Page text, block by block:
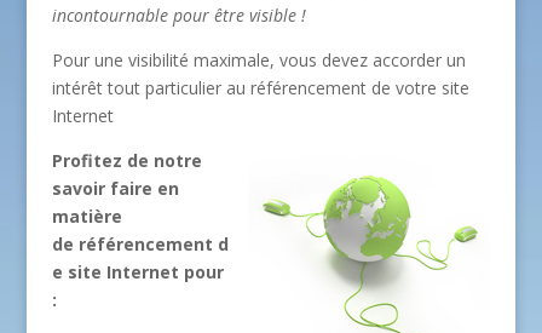
incontournable pour être visible !
Pour une visibilité maximale, vous devez accorder un
intérêt tout particulier au référencement de votre site
Internet
Profitez de notre
savoir faire en
matière
de référencement d
e site Internet pour
: